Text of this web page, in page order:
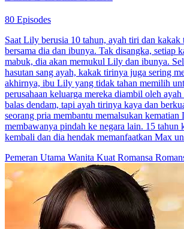
80 Episodes
Saat Lily berusia 10 tahun, ayah tiri dan kakak
bersama dia dan ibunya. Tak disangka, setiap
mabuk, dia akan memukul Lily dan ibunya.
hasutan sang ayah, kakak tirinya juga sering
akhirnya, ibu Lily yang tidak tahan memilih
perusahaan keluarga mereka diambil oleh
balas dendam, tapi ayah tirinya kaya dan
seorang pria membantu memalsukan kematian
membawanya pindah ke negara lain. 15
kembali dan dia hendak memanfaatkan Max
Pemeran Utama Wanita Kuat Romansa